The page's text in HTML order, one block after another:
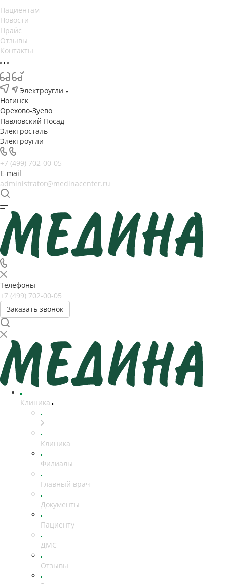
Пациентам
Новости
Прайс
Отзывы
Контакты
Электроугли
Ногинск
Орехово-Зуево
Павловский Посад
Электросталь
Электроугли
+7 (499) 702-00-05
E-mail
administrator@medinacenter.ru
Телефоны
+7 (499) 702-00-05
Заказать звонок
Клиника
Клиника
Филиалы
Главный врач
Документы
Пациенту
ДМС
Отзывы